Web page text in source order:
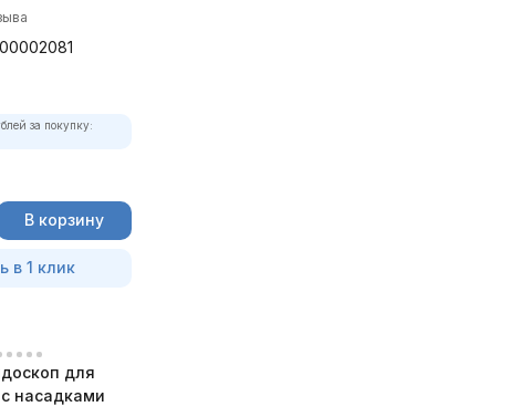
за покупку:
В корзину
в 1 клик
для
насадками